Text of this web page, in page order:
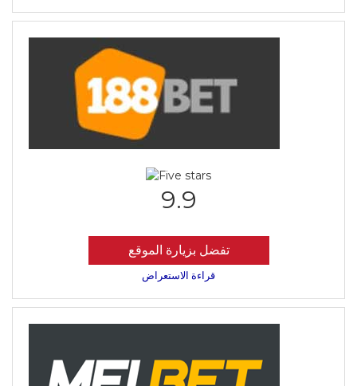
9.9
تفضل بزيارة الموقع
قراءة الاستعراض